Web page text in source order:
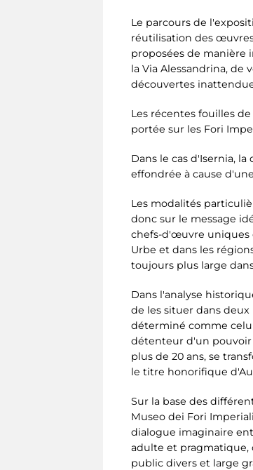
Le parcours de
réutilisation des
proposées de manière
la Via Alessandrina, de
découvertes
Les récentes fouilles
portée sur les Fori
Dans le cas d'Isernia,
effondrée à cause
Les modalités
donc sur le message
chefs-d'œuvre uniques
Urbe et dans les
toujours plus large
Dans l'analyse
de les situer dans
déterminé comme
détenteur d'un pouvoir
plus de 20 ans, se
le titre honorifique
Sur la base des
Museo dei Fori
dialogue imaginaire
adulte et pragmatique,
public divers et large